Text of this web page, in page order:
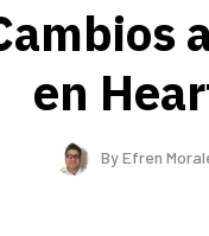
en
ByEfren